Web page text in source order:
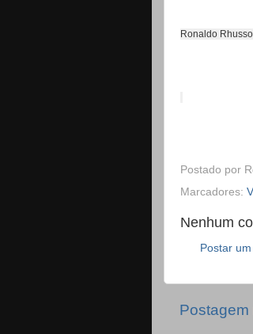
Ronaldo Rhusso
Postado por
Marcadores:
Nenhum
Postar
Postagem